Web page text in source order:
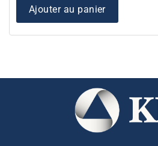
Ajouter au panier